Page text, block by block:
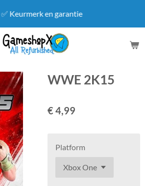
✅ Keurmerk en garantie
WWE 2K15
€ 4,99
Platform